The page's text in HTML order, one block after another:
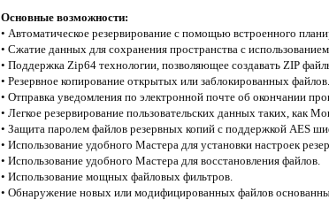
Основные возможности:
• Автоматическое резервирование с помощью встроенного
• Сжатие данных для сохранения пространства с
• Поддержка Zip64 технологии, позволяющее создавать ZIP
• Резервное копирование открытых или заблокированных файлов.
• Отправка уведомления по электронной почте об окончании
• Легкое резервирование пользовательских данных таких,
• Защита паролем файлов резервных копий с поддержкой AES
• Использование удобного Мастера для установки настроек
• Использование удобного Мастера для восстановления файлов.
• Использование мощных файловых фильтров.
• Обнаружение новых или модифицированных файлов